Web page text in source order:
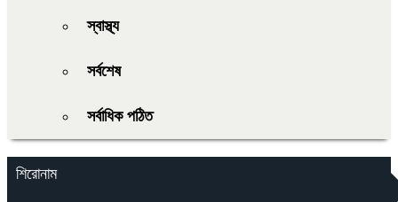
স্বাস্থ্য
সর্বশেষ
সর্বাধিক পঠিত
শিরোনাম